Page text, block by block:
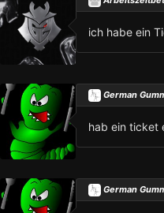
ich habe ein
German
hab ein ticket
German